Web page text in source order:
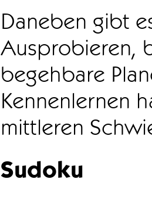
Daneben gibt
Ausprobieren,
begehbare
Kennenlernen
mittleren
Sudoku